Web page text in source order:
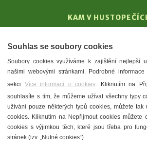
KAM V
T. G. Masaryk
Mandloně
Ubytování
Restaurace
Městské muzeum a
Denní meníčka
Souhlas se soubory cookies
Soubory cookies využíváme k zajištění nejlepší
našimi webovými stránkami. Podrobné
sekci Více informací o cookies. Kliknutím na
souhlasíte s tím, že můžeme užívat všechny typy
užívání pouze některých typů cookies, můžete tak
cookies. Kliknutím na Nepřijmout cookies můžete
cookies s výjimkou těch, které jsou třeba pro
stránek (tzv. „Nutné cookies“).